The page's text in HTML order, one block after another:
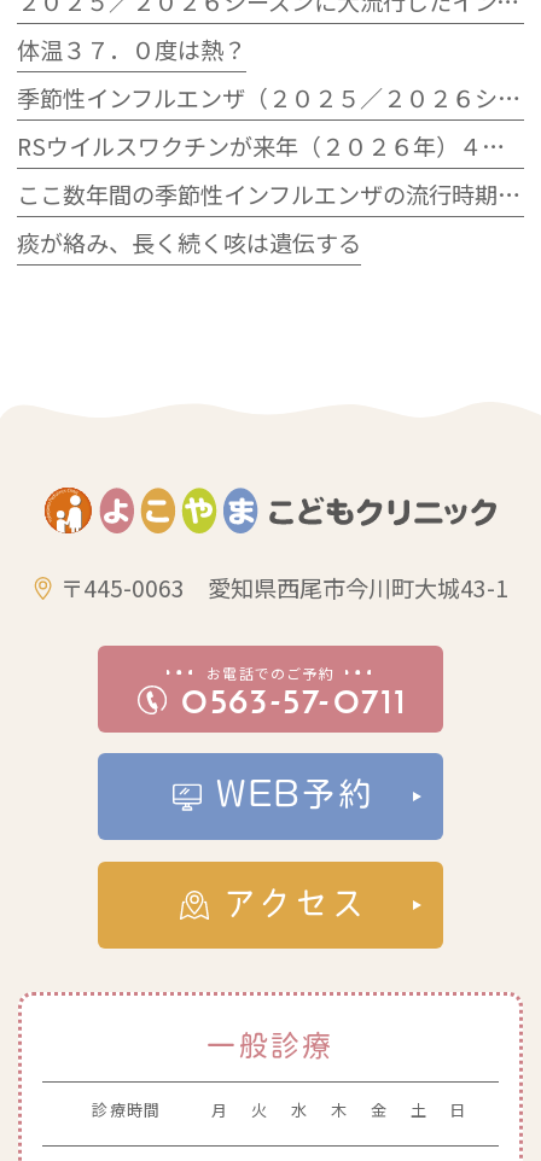
体温３７．０度は熱？
季節性インフルエンザ（２０２５／２０２６シーズン）の流行状況
RSウイルスワクチンが来年（２０２６年）４月から定期接種へ
ここ数年間の季節性インフルエンザの流行時期とその規模
痰が絡み、長く続く咳は遺伝する
〒445-0063 愛知県西尾市今川町大城43-1
お電話でのご予約
0563-57-0711
WEB予約
アクセス
一般診療
診療時間 月 火 水 木 金 土 日